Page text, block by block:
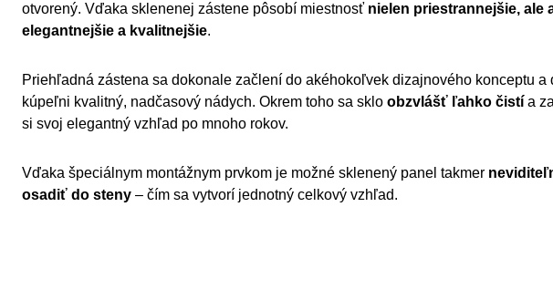
otvorený. Vďaka sklenenej zástene pôsobí miestnosť nielen priestrannejšie, ale
elegantnejšie a kvalitnejšie.
Priehľadná zástena sa dokonale začlení do akéhokoľvek dizajnového konceptu a
kúpeľni kvalitný, nadčasový nádych. Okrem toho sa sklo obzvlášť ľahko čistí a
si svoj elegantný vzhľad po mnoho rokov.
Vďaka špeciálnym montážnym prvkom je možné sklenený panel takmer
osadiť do steny – čím sa vytvorí jednotný celkový vzhľad.